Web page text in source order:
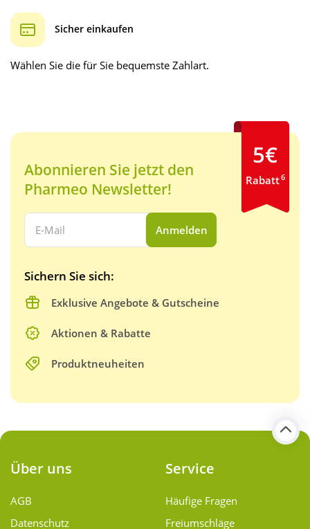
Sicher einkaufen
Wählen Sie die für Sie bequemste Zahlart.
Abonnieren Sie jetzt den
Pharmeo Newsletter!
Ihre E-Mail Adresse:
Anmelden
Sichern Sie sich:
Exklusive Angebote & Gutscheine
Aktionen & Rabatte
Produktneuheiten
5€
Rabatt6
Über uns
AGB
Datenschutz
Service
Häufige Fragen
Freiumschläge